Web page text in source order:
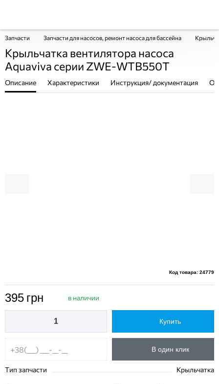
Запчасти Запчасти для насосов, ремонт насоса для бассейна
Крыльчатка вентилятора насоса
Aquaviva серии ZWE-WTB550T
Описание Характеристики Инструкция/ документация
Код товара: 24779
395 грн в наличии
Купить
В один клик
Тип запчасти Крыльчатка